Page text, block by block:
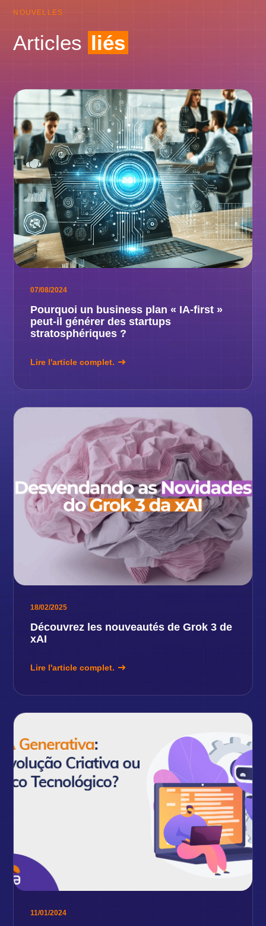
NOUVELLES
Articles liés
07/08/2024
Pourquoi un business plan « IA-first »
peut-il générer des startups
stratosphériques ?
Lire l'article complet.
18/02/2025
Découvrez les nouveautés de Grok 3 de
xAI
Lire l'article complet.
11/01/2024